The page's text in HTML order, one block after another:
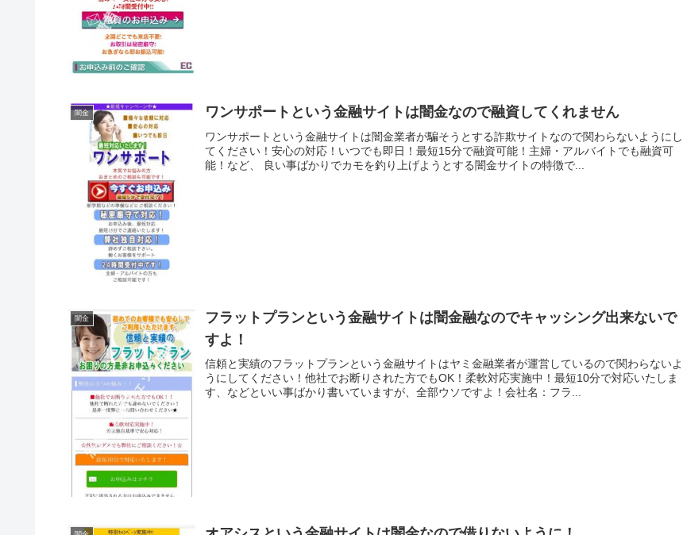
闇金 ワンサポートという金融サイトは闇金なので融資してくれません
ワンサポートという金融サイトは闇金業者が騙そうとする詐欺サイトなので関わらないようにし
てください！安心の対応！いつでも即日！最短15分で融資可能！主婦・アルバイトでも融資可
能！など、 良い事ばかりでカモを釣り上げようとする闇金サイトの特徴で...
闇金
フラットプランという金融サイトは闇金融なのでキャッシング出来ないで
すよ！
信頼と実績のフラットプランという金融サイトはヤミ金融業者が運営しているので関わらないよ
うにしてください！他社でお断りされた方でもOK！柔軟対応実施中！最短10分で対応いたしま
す、などといい事ばかり書いていますが、全部ウソですよ！会社名：フラ...